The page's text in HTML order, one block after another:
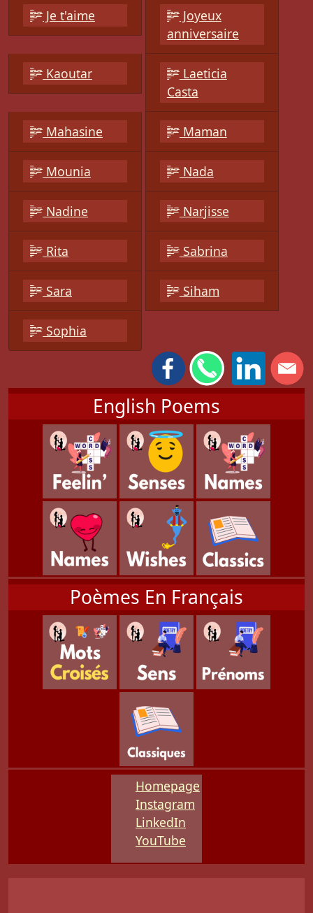
Je t'aime
Joyeux
anniversaire
Kaoutar
Laeticia
Casta
Mahasine Maman
Mounia Nada
Nadine Narjisse
Rita Sabrina
Sara Siham
Sophia
English Poems
Poèmes En Français
Homepage
Instagram
LinkedIn
YouTube